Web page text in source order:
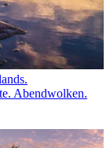
Abendwolken.